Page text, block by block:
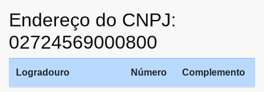
Endereço do CNPJ:
02724569000800
Logradouro Número Complemento